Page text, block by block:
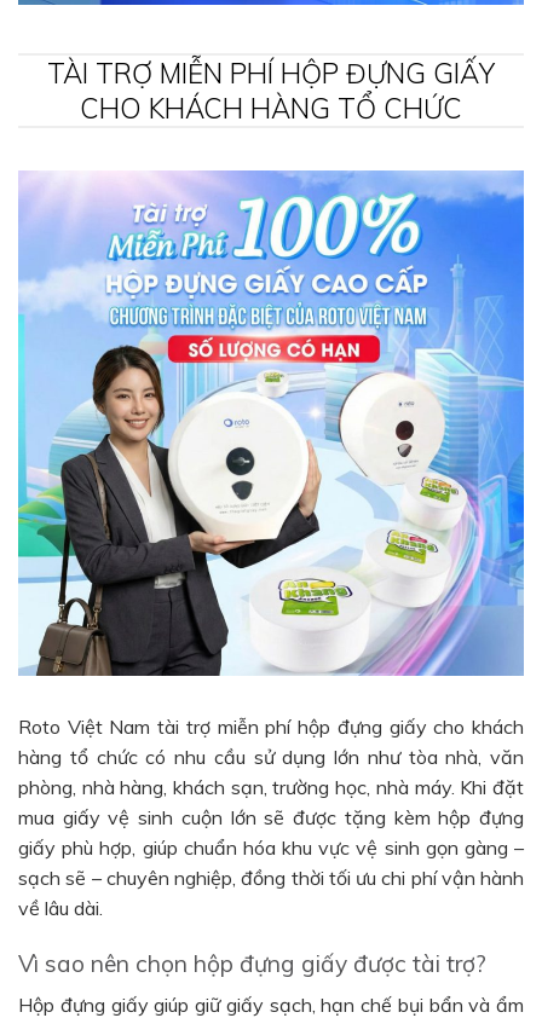
TÀI TRỢ MIỄN PHÍ HỘP ĐỰNG GIẤY
CHO KHÁCH HÀNG TỔ CHỨC
Roto Việt Nam tài trợ miễn phí hộp đựng giấy cho khách
hàng tổ chức có nhu cầu sử dụng lớn như tòa nhà, văn
phòng, nhà hàng, khách sạn, trường học, nhà máy. Khi đặt
mua giấy vệ sinh cuộn lớn sẽ được tặng kèm hộp đựng
giấy phù hợp, giúp chuẩn hóa khu vực vệ sinh gọn gàng –
sạch sẽ – chuyên nghiệp, đồng thời tối ưu chi phí vận hành
về lâu dài.
Vì sao nên chọn hộp đựng giấy được tài trợ?
Hộp đựng giấy giúp giữ giấy sạch, hạn chế bụi bẩn và ẩm